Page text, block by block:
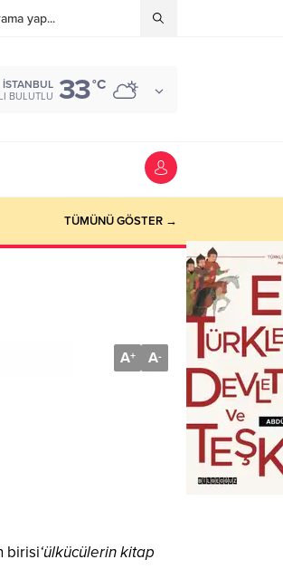
İSTANBUL
BULUTLU 33°C
TÜMÜNÜ GÖSTER →
A+ A-
birisi‘ülkücülerin kitap